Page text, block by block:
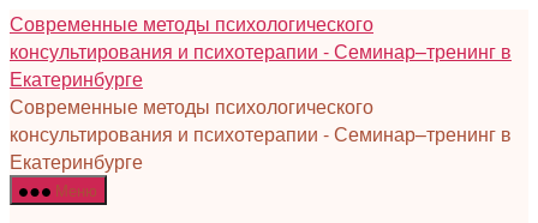
Перейти
к
содержимому
Современные методы психологического
консультирования и психотерапии - Семинар–тренинг в
Екатеринбурге
Современные методы психологического
консультирования и психотерапии - Семинар–тренинг в
Екатеринбурге
Меню